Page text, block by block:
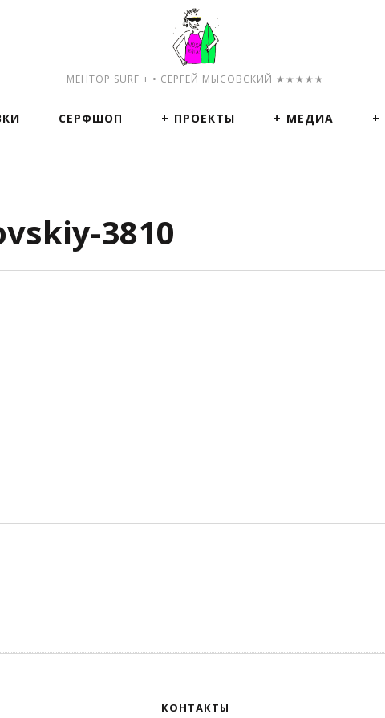
МЕНТОР SURF + • СЕРГЕЙ МЫСОВСКИЙ ★★★★★
СЕРФШОП ПРОЕКТЫ МЕДИА
3810
КОНТАКТЫ